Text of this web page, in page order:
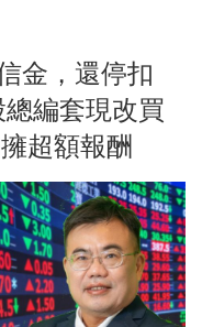
金，還停扣
編套現改買
超額報酬